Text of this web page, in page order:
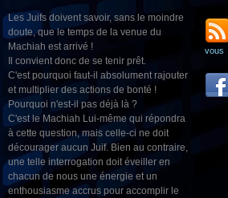
Les Juifs doivent savoir, sans le moindre
doute, que le temps de la venue du
Machiah est arrivé !
Il convient donc de se tenir prêt.
C'est pourquoi faut-il absolument rajouter
et multiplier des actions de bonté !
Pourquoi n'est-il pas déjà là ?
C'est le Machiah Lui-même qui répondra
à cette question, mais celle-ci ne doit
décourager aucun Juif. Bien au contraire,
une telle interrogation doit éveiller en
chacun de nous une énergie et un
enthousiasme accrus pour accomplir le
vous